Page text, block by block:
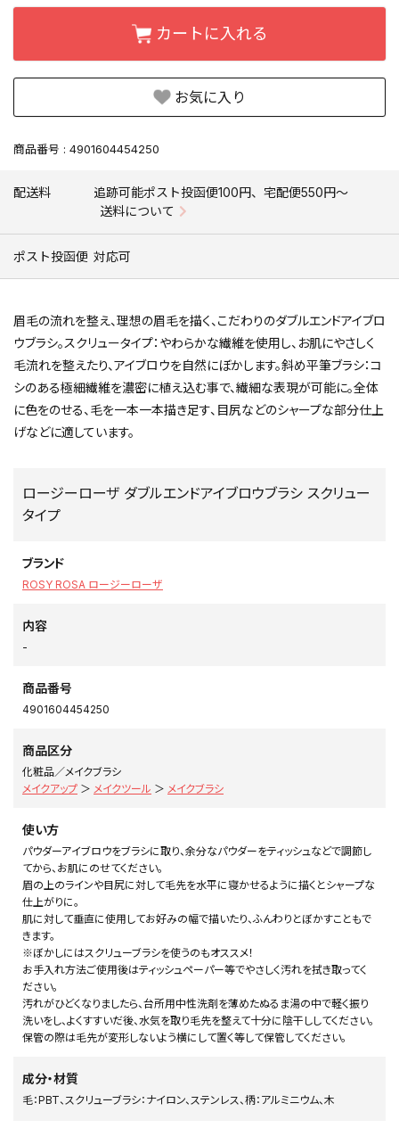
お気に入り
カートに入れる
商品番号 4901604454250
配送料
追跡可能ポスト投函便100円、宅配便550円〜
送料について
ポスト投函便 対応可
眉毛の流れを整え、理想の眉毛を描く、こだわりのダブルエンドアイブロ
ウブラシ。スクリュータイプ：やわらかな繊維を使用し、お肌にやさしく
毛流れを整えたり、アイブロウを自然にぼかします。斜め平筆ブラシ：コ
シのある極細繊維を濃密に植え込む事で、繊細な表現が可能に。全体
に色をのせる、毛を一本一本描き足す、目尻などのシャープな部分仕上
げなどに適しています。
ロージーローザ ダブルエンドアイブロウブラシ スクリュー
タイプ
ブランド
ROSY ROSA ロージーローザ
内容
-
商品番号
4901604454250
商品区分
化粧品／メイクブラシ
メイクアップ ＞ メイクツール ＞ メイクブラシ
使い方
パウダーアイブロウをブラシに取り、余分なパウダーをティッシュなどで調節し
てから、お肌にのせてください。
眉の上のラインや目尻に対して毛先を水平に寝かせるように描くとシャープな
仕上がりに。
肌に対して垂直に使用してお好みの幅で描いたり、ふんわりとぼかすこともで
きます。
※ぼかしにはスクリューブラシを使うのもオススメ！
お手入れ方法ご使用後はティッシュペーパー等でやさしく汚れを拭き取ってく
ださい。
汚れがひどくなりましたら、台所用中性洗剤を薄めたぬるま湯の中で軽く振り
洗いをし、よくすすいだ後、水気を取り毛先を整えて十分に陰干ししてください。
保管の際は毛先が変形しないよう横にして置く等して保管してください。
成分・材質
毛：PBT、スクリューブラシ：ナイロン、ステンレス、柄：アルミニウム、木